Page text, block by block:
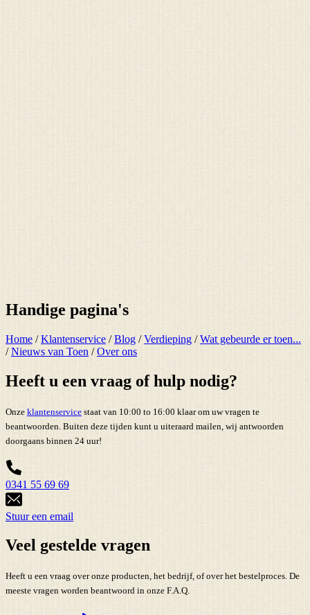
Handige pagina's
Home /Klantenservice /Blog /Verdieping /Wat gebeurde er toen...
/Nieuws van Toen /Over ons
Heeft u een vraag of hulp nodig?
Onze klantenservice staat van 10:00 to 16:00 klaar om uw vragen te
beantwoorden. Buiten deze tijden kunt u uiteraard mailen, wij antwoorden
doorgaans binnen 24 uur!
0341 55 69 69
Stuur een email
Veel gestelde vragen
Heeft u een vraag over onze producten, het bedrijf, of over het bestelproces. De
meeste vragen worden beantwoord in onze F.A.Q.